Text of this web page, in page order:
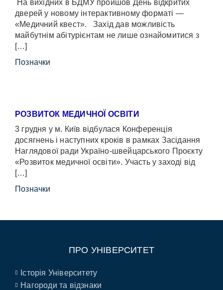
На вихідних в БДМУ пройшов День відкритих
дверей у новому інтерактивному форматі —
«Медичний квест». Захід дав можливість
майбутнім абітурієнтам не лише ознайомитися з
[…]
Позначки
РОЗВИТОК МЕДИЧНОЇ ОСВІТИ
3 грудня у м. Київ відбулася Конференція
досягнень і наступних кроків в рамках Засідання
Наглядової ради Україно-швейцарського Проєкту
«Розвиток медичної освіти». Участь у заході від
[…]
Позначки
ПРО УНІВЕРСИТЕТ
Історія Університету
Нагороди та відзнаки